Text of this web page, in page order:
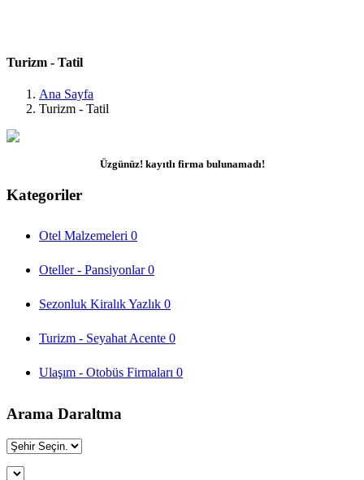
Turizm - Tatil
Ana Sayfa
Turizm - Tatil
Üzgünüz! kayıtlı firma bulunamadı!
Kategoriler
Otel Malzemeleri 0
Oteller - Pansiyonlar0
Sezonluk Kiralık Yazlık 0
Turizm - Seyahat Acente 0
Ulaşım - Otobüs Firmaları 0
Arama Daraltma